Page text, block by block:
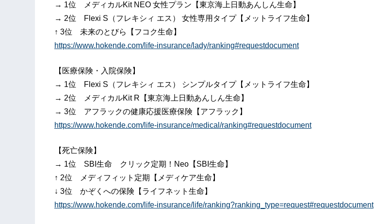
→ 1位 メディカルKit NEO 女性プラン【東京海上日動あんしん生命】
→ 2位 Flexi S（フレキシィ エス） 女性専用タイプ【メットライフ生命】
↑ 3位 未来のとびら【フコク生命】
https://www.hokende.com/life-insurance/lady/ranking#requestdocument
【医療保険・入院保険】
→ 1位 Flexi S（フレキシィ エス） シンプルタイプ【メットライフ生命】
→ 2位 メディカルKit R【東京海上日動あんしん生命】
→ 3位 アフラックの健康応援医療保険【アフラック】
https://www.hokende.com/life-insurance/medical/ranking#requestdocument
【死亡保険】
→ 1位 SBI生命 クリック定期！Neo【SBI生命】
↑ 2位 メディフィット定期【メディケア生命】
↓ 3位 かぞくへの保険【ライフネット生命】
https://www.hokende.com/life-insurance/life/ranking?ranking_type=request#requestdocument